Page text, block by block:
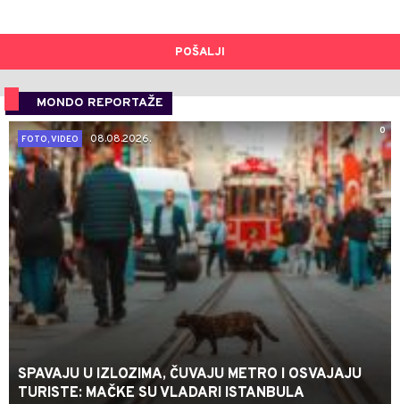
POŠALJI
MONDO REPORTAŽE
0
FOTO, VIDEO
08.08.2026.
SPAVAJU U IZLOZIMA, ČUVAJU METRO I OSVAJAJU
TURISTE: MAČKE SU VLADARI ISTANBULA